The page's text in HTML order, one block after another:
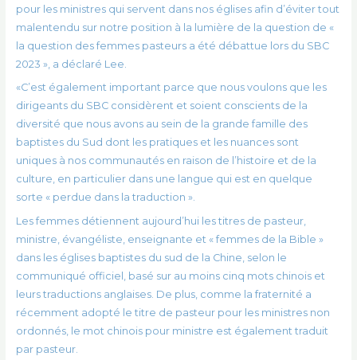
pour les ministres qui servent dans nos églises afin d’éviter tout
malentendu sur notre position à la lumière de la question de «
la question des femmes pasteurs a été débattue lors du SBC
2023 », a déclaré Lee.
«C’est également important parce que nous voulons que les
dirigeants du SBC considèrent et soient conscients de la
diversité que nous avons au sein de la grande famille des
baptistes du Sud dont les pratiques et les nuances sont
uniques à nos communautés en raison de l’histoire et de la
culture, en particulier dans une langue qui est en quelque
sorte « perdue dans la traduction ».
Les femmes détiennent aujourd’hui les titres de pasteur,
ministre, évangéliste, enseignante et « femmes de la Bible »
dans les églises baptistes du sud de la Chine, selon le
communiqué officiel, basé sur au moins cinq mots chinois et
leurs traductions anglaises. De plus, comme la fraternité a
récemment adopté le titre de pasteur pour les ministres non
ordonnés, le mot chinois pour ministre est également traduit
par pasteur.